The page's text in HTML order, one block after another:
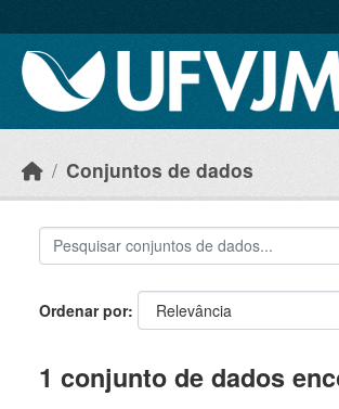
Conjuntos de dados
Ordenar por
1 conjunto de dados